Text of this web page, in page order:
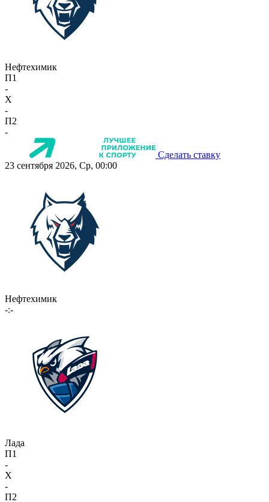
Нефтехимик
П1
-
X
-
П2
-
Сделать ставку
23 сентября 2026, Ср, 00:00
Нефтехимик
-:-
Лада
П1
-
X
-
П2